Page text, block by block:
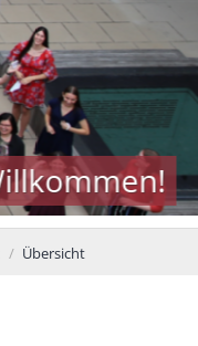
Übersicht